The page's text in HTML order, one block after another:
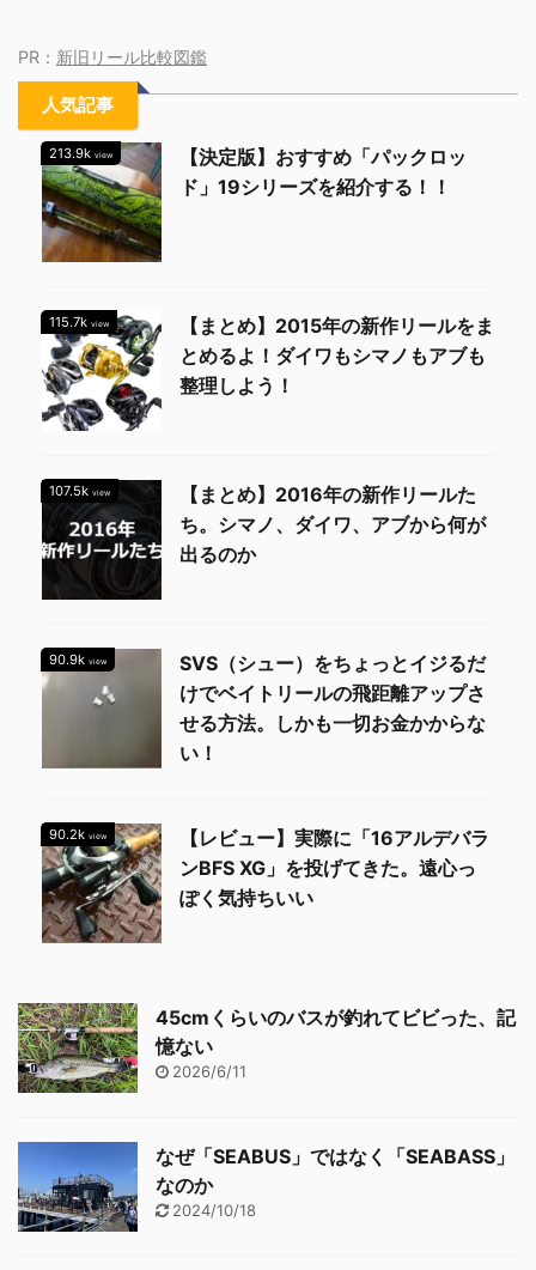
PR： 新旧リール比較図鑑
人気記事
213.9k view
【決定版】おすすめ「パックロッ
ド」19シリーズを紹介する！！
115.7k view
【まとめ】2015年の新作リールをま
とめるよ！ダイワもシマノもアブも
整理しよう！
107.5k view
【まとめ】2016年の新作リールた
ち。シマノ、ダイワ、アブから何が
出るのか
90.9k view
SVS（シュー）をちょっとイジるだ
けでベイトリールの飛距離アップさ
せる方法。しかも一切お金かからな
い！
90.2k view
【レビュー】実際に「16アルデバラ
ンBFS XG」を投げてきた。遠心っ
ぽく気持ちいい
45cmくらいのバスが釣れてビビった、記
憶ない
2026/6/11
なぜ「SEABUS」ではなく「SEABASS」
なのか
2024/10/18